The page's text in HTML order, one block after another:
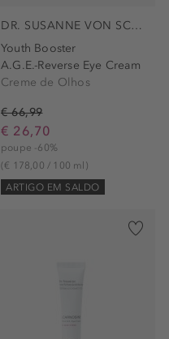
DR. SUSANNE VON SCHMIEDEBERG
Youth Booster
A.G.E.-Reverse Eye Cream
Creme de Olhos
€ 66,99
€ 26,70
poupe -60%
(€ 178,00 / 100 ml)
ARTIGO EM SALDO